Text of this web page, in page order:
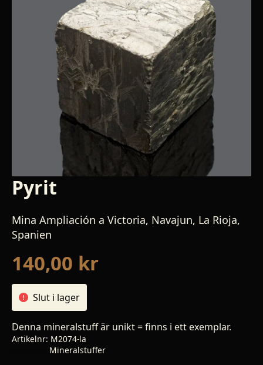
Pyrit
Mina Ampliación a Victoria, Navajun, La Rioja,
Spanien
140,00 kr
Slut i lager
Denna mineralstuff är unikt = finns i ett exemplar.
Artikelnr: M2074-la
Mineralstuffer